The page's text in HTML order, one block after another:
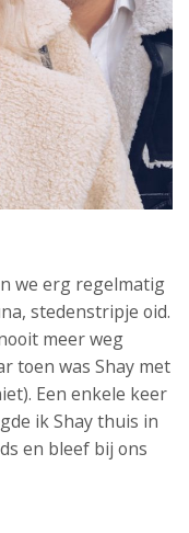
we erg regelmatig
stedenstripje oid.
meer weg
toen was Shay met
Een enkele keer
ik Shay thuis in
en bleef bij ons